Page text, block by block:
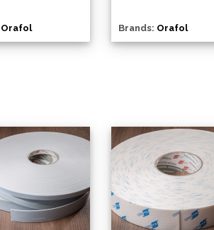
Orafol Brands: Orafol